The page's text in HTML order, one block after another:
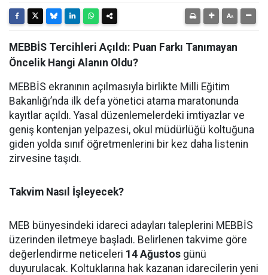
MEBBİS Tercihleri Açıldı: Puan Farkı Tanımayan
Öncelik Hangi Alanın Oldu?
MEBBİS ekranının açılmasıyla birlikte Milli Eğitim
Bakanlığı’nda ilk defa yönetici atama maratonunda
kayıtlar açıldı. Yasal düzenlemelerdeki imtiyazlar ve
geniş kontenjan yelpazesi, okul müdürlüğü koltuğuna
giden yolda sınıf öğretmenlerini bir kez daha listenin
zirvesine taşıdı.
Takvim Nasıl İşleyecek?
MEB bünyesindeki idareci adayları taleplerini MEBBİS
üzerinden iletmeye başladı. Belirlenen takvime göre
değerlendirme neticeleri 14 Ağustos günü
duyurulacak. Koltuklarına hak kazanan idarecilerin yeni